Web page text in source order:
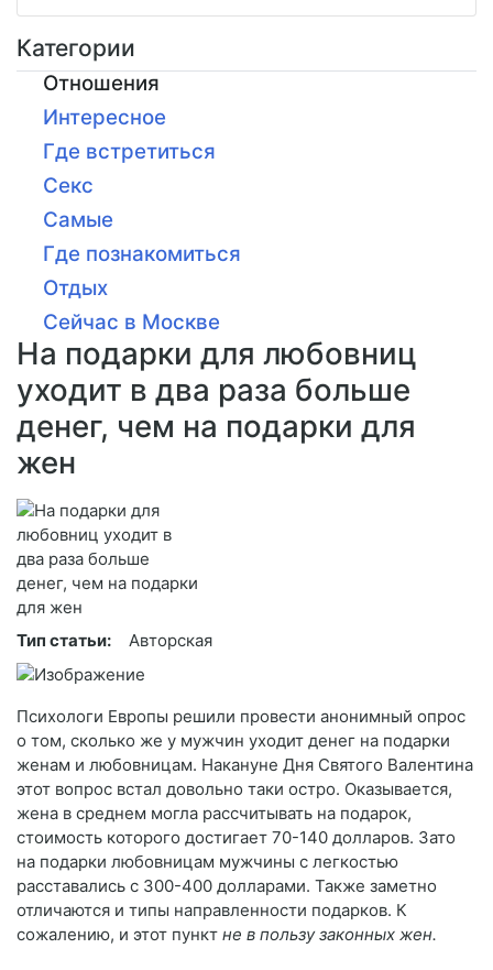
Категории
Отношения
Интересное
Где встретиться
Секс
Самые
Где познакомиться
Отдых
Сейчас в Москве
На подарки для любовниц
уходит в два раза больше
денег, чем на подарки для
жен
Тип статьи: Авторская
Психологи Европы решили провести анонимный опрос
о том, сколько же у мужчин уходит денег на подарки
женам и любовницам. Накануне Дня Святого Валентина
этот вопрос встал довольно таки остро. Оказывается,
жена в среднем могла рассчитывать на подарок,
стоимость которого достигает 70-140 долларов. Зато
на подарки любовницам мужчины с легкостью
расставались с 300-400 долларами. Также заметно
отличаются и типы направленности подарков. К
сожалению, и этот пункт не в пользу законных жен.